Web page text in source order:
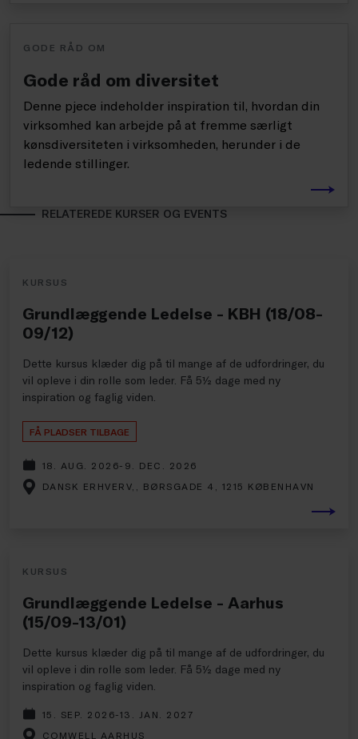
GODE RÅD OM
Gode råd om diversitet
Denne pjece indeholder inspiration til, hvordan din
virksomhed kan arbejde på at fremme særligt
kønsdiversiteten i virksomheden, herunder i de
ledende stillinger.
RELATEREDE KURSER OG EVENTS
KURSUS
Grundlæggende Ledelse - KBH (18/08-
09/12)
Dette kursus klæder dig på til mange af de udfordringer, du
vil opleve i din rolle som leder. Få 5½ dage med ny
inspiration og faglig viden.
FÅ PLADSER TILBAGE
18. AUG. 2026-9. DEC. 2026
DANSK ERHVERV,, BØRSGADE 4, 1215 KØBENHAVN
KURSUS
Grundlæggende Ledelse - Aarhus
(15/09-13/01)
Dette kursus klæder dig på til mange af de udfordringer, du
vil opleve i din rolle som leder. Få 5½ dage med ny
inspiration og faglig viden.
15. SEP. 2026-13. JAN. 2027
COMWELL AARHUS